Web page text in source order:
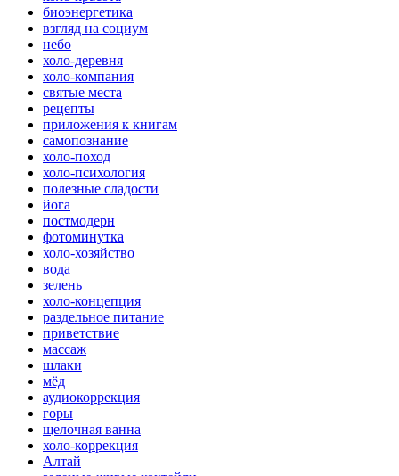
биоэнергетика
взгляд на социум
небо
холо-деревня
холо-компания
святые места
рецепты
приложения к книгам
самопознание
холо-поход
холо-психология
полезные сладости
йога
постмодерн
фотоминутка
холо-хозяйство
вода
зелень
холо-концепция
раздельное питание
приветствие
массаж
шлаки
мёд
аудиокоррекция
горы
щелочная ванна
холо-коррекция
Алтай